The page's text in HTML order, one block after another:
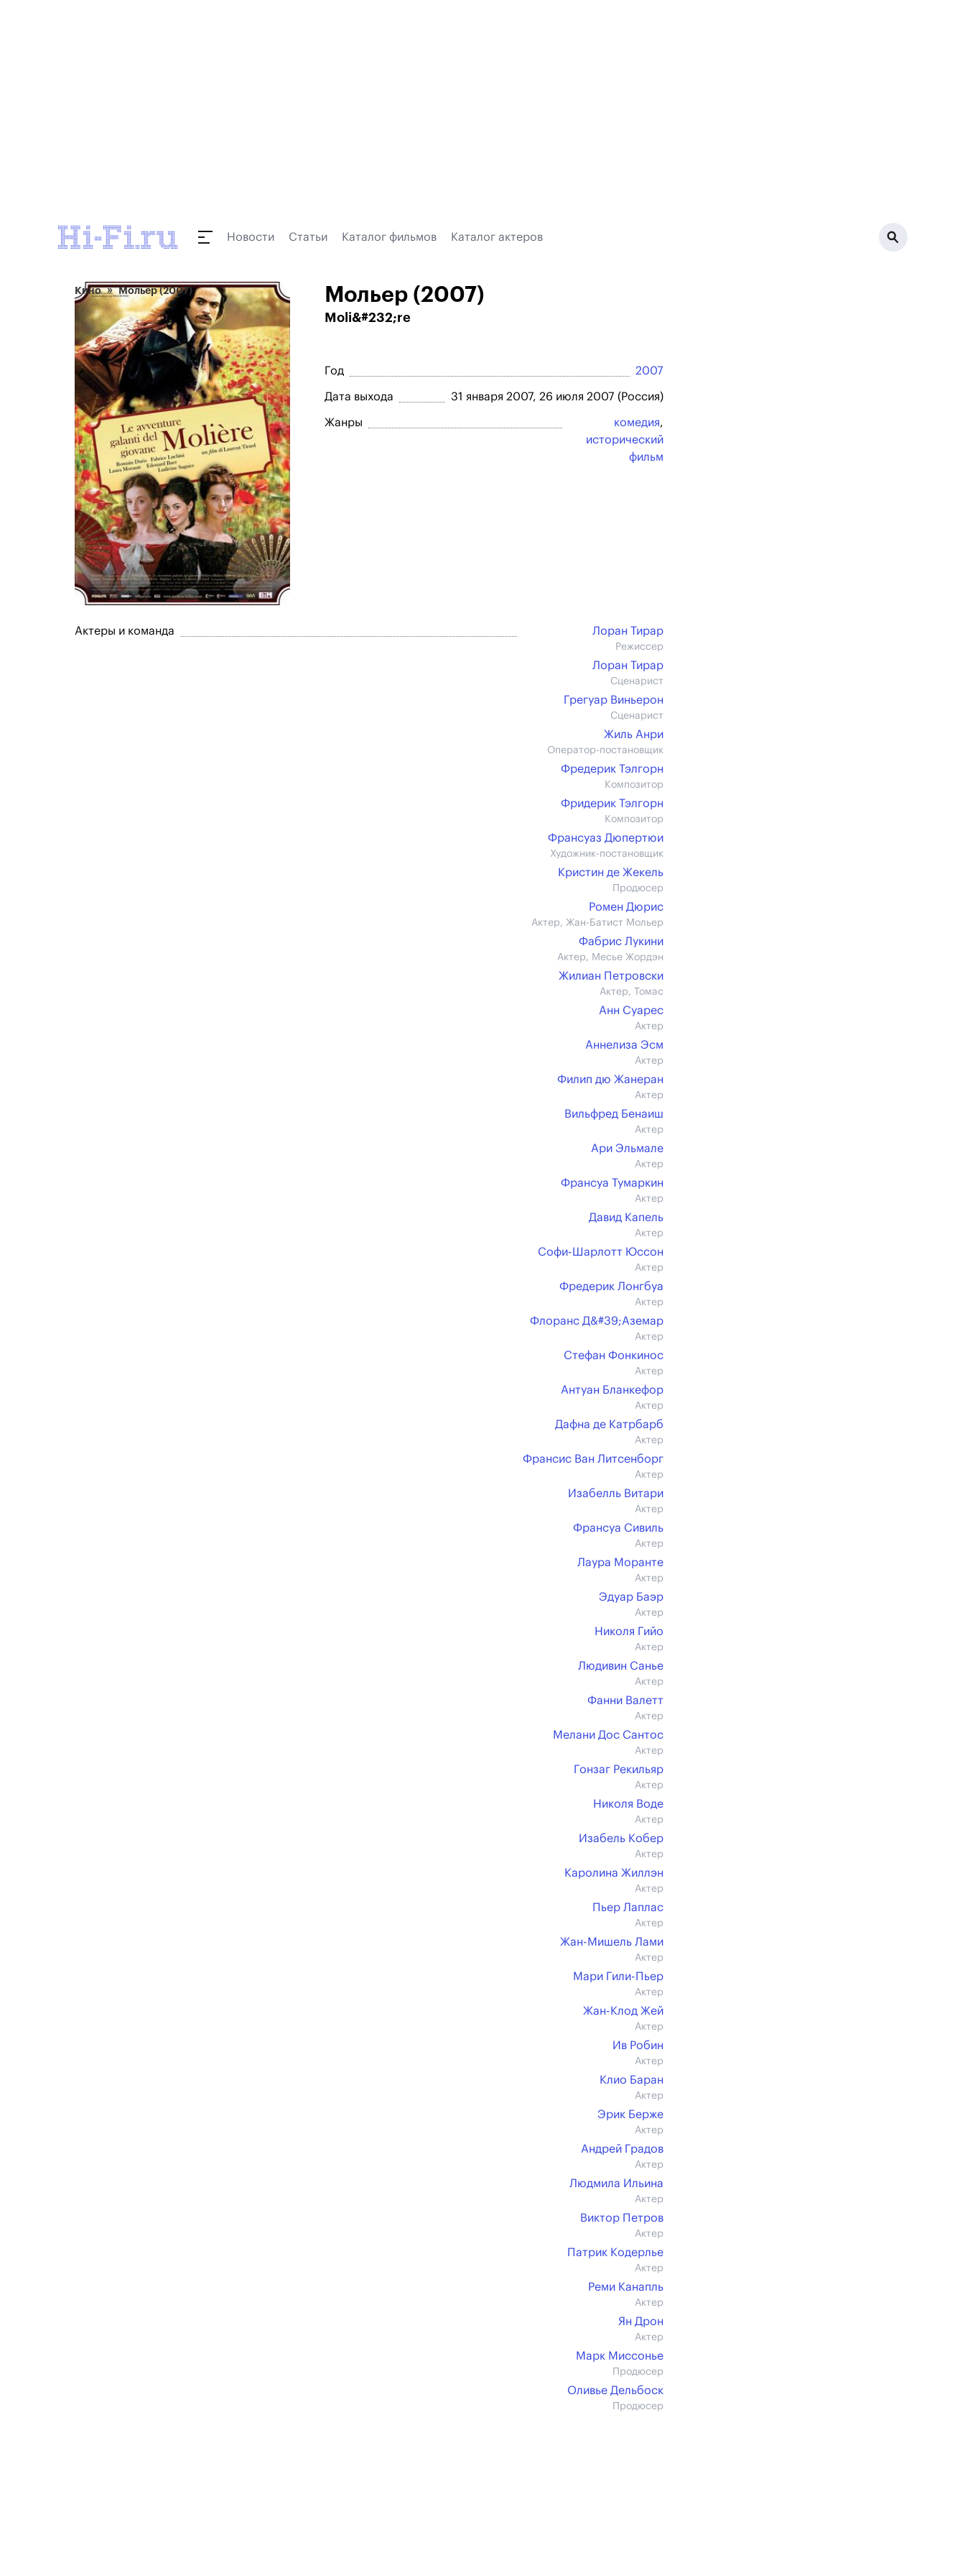
Новости Статьи Каталог фильмов Каталог актеров
Кино Мольер (2007) Мольер (2007)
Moli&#232;re
Год 2007
Дата выхода 31 января 2007, 26 июля 2007 (Россия)
Жанры комедия,
исторический
фильм
Актеры и команда Лоран Тирар
Режиссер
Лоран Тирар
Сценарист
Грегуар Виньерон
Сценарист
Жиль Анри
Оператор-постановщик
Фредерик Тэлгорн
Композитор
Фридерик Тэлгорн
Композитор
Франсуаз Дюпертюи
Художник-постановщик
Кристин де Жекель
Продюсер
Ромен Дюрис
Актер, Жан-Батист Мольер
Фабрис Лукини
Актер, Месье Жордэн
Жилиан Петровски
Актер, Томас
Анн Суарес
Актер
Аннелиза Эсм
Актер
Филип дю Жанеран
Актер
Вильфред Бенаиш
Актер
Ари Эльмале
Актер
Франсуа Тумаркин
Актер
Давид Капель
Актер
Софи-Шарлотт Юссон
Актер
Фредерик Лонгбуа
Актер
Флоранс Д&#39;Аземар
Актер
Стефан Фонкинос
Актер
Антуан Бланкефор
Актер
Дафна де Катрбарб
Актер
Франсис Ван Литсенборг
Актер
Изабелль Витари
Актер
Франсуа Сивиль
Актер
Лаура Моранте
Актер
Эдуар Баэр
Актер
Николя Гийо
Актер
Людивин Санье
Актер
Фанни Валетт
Актер
Мелани Дос Сантос
Актер
Гонзаг Рекильяр
Актер
Николя Воде
Актер
Изабель Кобер
Актер
Каролина Жиллэн
Актер
Пьер Лаплас
Актер
Жан-Мишель Лами
Актер
Мари Гили-Пьер
Актер
Жан-Клод Жей
Актер
Ив Робин
Актер
Клио Баран
Актер
Эрик Берже
Актер
Андрей Градов
Актер
Людмила Ильина
Актер
Виктор Петров
Актер
Патрик Кодерлье
Актер
Реми Канапль
Актер
Ян Дрон
Актер
Марк Миссонье
Продюсер
Оливье Дельбоск
Продюсер